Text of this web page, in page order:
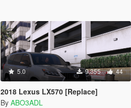
5.0 9.355 44
2018 Lexus LX570 [Replace]
By ABO3ADL